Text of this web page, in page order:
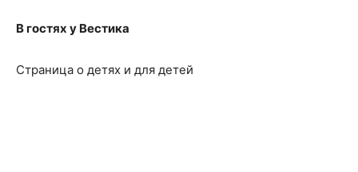
В гостях у Вестика
Страница о детях и для детей